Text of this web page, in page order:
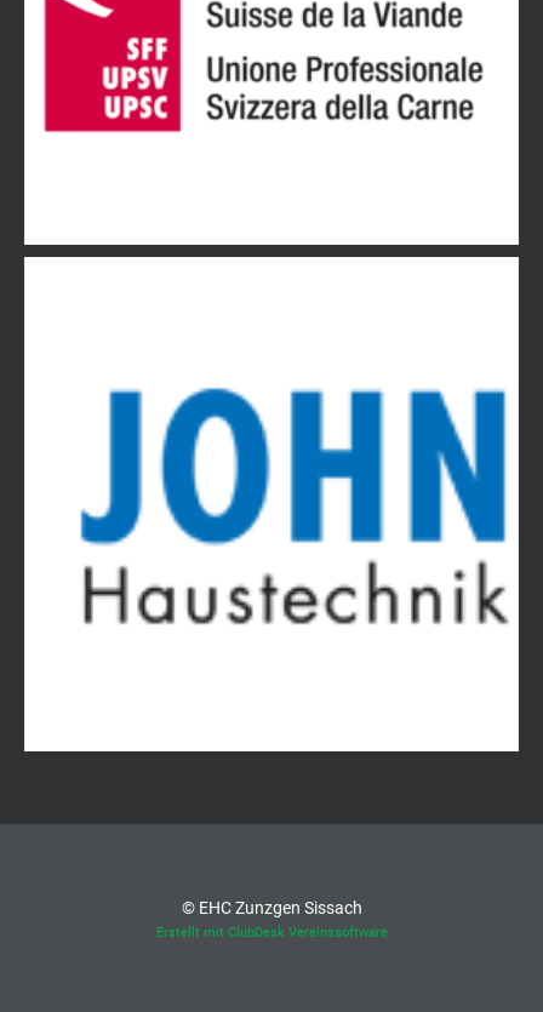
© EHC Zunzgen Sissach
Erstellt mit ClubDesk Vereinssoftware